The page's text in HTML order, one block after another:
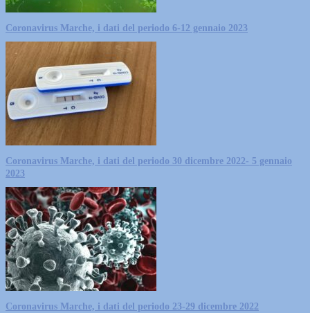
Coronavirus Marche, i dati del periodo 6-12 gennaio 2023
Coronavirus Marche, i dati del periodo 30 dicembre 2022- 5 gennaio
2023
Coronavirus Marche, i dati del periodo 23-29 dicembre 2022